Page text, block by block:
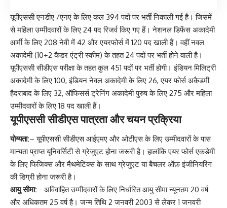
यूपीएससी एनडीए /एनए के लिए कल 394 पदों पर भर्ती निकाली गई है। जिसमें
से महिला उम्मीदवारों के लिए 24 पद रिजर्व किए गए हैं। नेशनल डिफेंस अकादेमी
आर्मी के लिए 208 नेवी में 42 और एयरफोर्स में 120 पद खाली हैं। वहीं नवल
अकादेमी (10+2 कैडर एंट्री स्कीम) के तहत 24 पदों पर भर्ती होने वाली है।
यूपीएससी सीडीएस परीक्षा के तहत कुल 451 पदों पर भर्ती होगी। इंडियन मिलिट्री
अकादेमी के लिए 100, इंडियन नेवल अकादेमी के लिए 26, एयर फोर्स अकैडमी
हैदराबाद के लिए 32, ऑफिसर्स ट्रेनिंग अकादेमी पुरुष के लिए 275 और महिला
उम्मीदवारों के लिए 18 पद खाली हैं।
यूपीएससी सीडीएस पात्रता और चयन प्रक्रिया
योग्यता:– यूपीएससी सीडीएस आईएमए और ओटीएस के लिए उम्मीदवारों के पास
मान्यता प्राप्त यूनिवर्सिटी से ग्रेजुएट होना जरूरी है। हालांकि एयर फोर्स एकडेमी
के लिए फिजिक्स और मैथमेटिक्स के साथ ग्रेजुएट या बैचलर ऑफ़ इंजीनियरिंग
की डिग्री होना जरूरी है।
आयु सीमा:– अविवाहित उम्मीदवारों के लिए निर्धारित आयु सीमा न्यूनतम 20 वर्ष
और अधिकतम 25 वर्ष है। जन्म तिथि 2 जनवरी 2003 से लेकर 1 जनवरी